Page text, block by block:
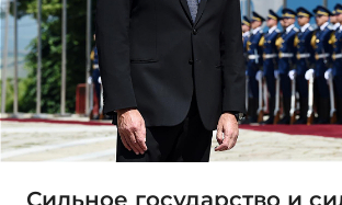
Сильное государство и